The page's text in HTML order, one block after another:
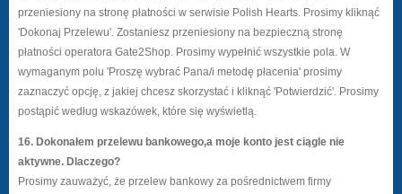
przeniesiony na stronę płatności w serwisie Polish Hearts. Prosimy kliknąć
'Dokonaj Przelewu'. Zostaniesz przeniesiony na bezpieczną stronę
płatności operatora Gate2Shop. Prosimy wypełnić wszystkie pola. W
wymaganym polu 'Proszę wybrać Pana/i metodę płacenia' prosimy
zaznaczyć opcję, z jakiej chcesz skorzystać i kliknąć 'Potwierdzić'. Prosimy
postąpić według wskazówek, które się wyświetlą.
16. Dokonałem przelewu bankowego,a moje konto jest ciągle nie
aktywne. Dlaczego?
Prosimy zauważyć, że przelew bankowy za pośrednictwem firmy